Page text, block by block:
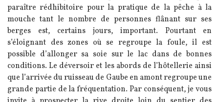
paraître rédhibitoire pour la pratique de la pêche à la
mouche tant le nombre de personnes flânant sur ses
berges est, certains jours, important. Pourtant en
s’éloignant des zones où se regroupe la foule, il est
possible d’allonger sa soie sur le lac dans de bonnes
conditions. Le déversoir et les abords de l’hôtellerie ainsi
que l’arrivée du ruisseau de Gaube en amont regroupe une
grande partie de la fréquentation. Par conséquent, je vous